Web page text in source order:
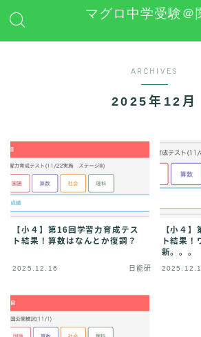
マグロ中学受験＠
その他 中学受験関連
お問い合わせ
プライバシーポリシー
ARCHIVES
2025年12月
【小４】第16回学習力育成テス
ト結果！算数はなんとか復調？
2025.12.16 日能研
【小４
ト結果！
新。。。